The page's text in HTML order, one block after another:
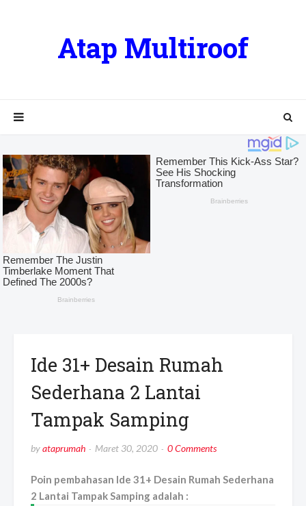
Atap Multiroof
Ide 31+ Desain Rumah
Sederhana 2 Lantai
Tampak Samping
byataprumah Maret 30, 2020 0 Comments
Poin pembahasan Ide 31+ Desain Rumah Sederhana
2 Lantai Tampak Samping adalah :